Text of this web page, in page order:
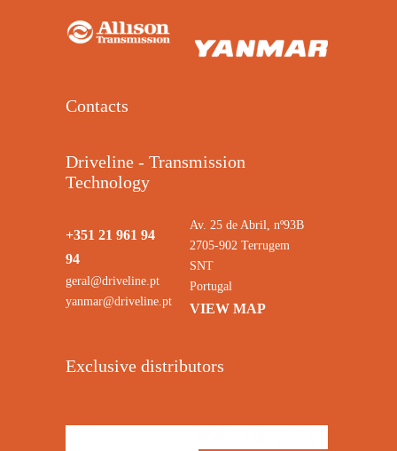
Contacts
Driveline - Transmission
Technology
+351 21 961 94
94
geral@driveline.pt
yanmar@driveline.pt
Av. 25 de Abril, nº93B
2705-902 Terrugem
SNT
Portugal
VIEW MAP
Exclusive distributors